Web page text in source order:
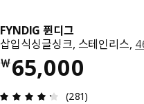
FYNDIG 퓐디그
삽입식싱글싱크, 스테인리스,
￦65,000
가격 ￦ 65000
상품평: 4.3 / 5 개
(281)